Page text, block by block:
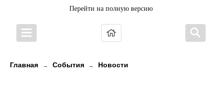
Перейти на полную версию
Главная → События → Новости